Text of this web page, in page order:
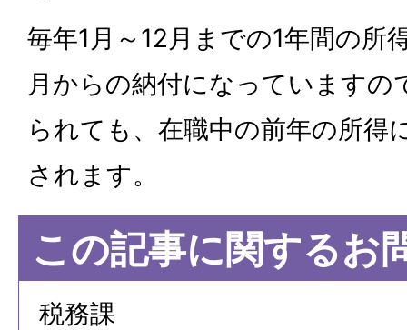
毎年1月～12月までの1年間の所
月からの納付になっていますの
られても、在職中の前年の所得
されます。
この記事に関するお
税務課